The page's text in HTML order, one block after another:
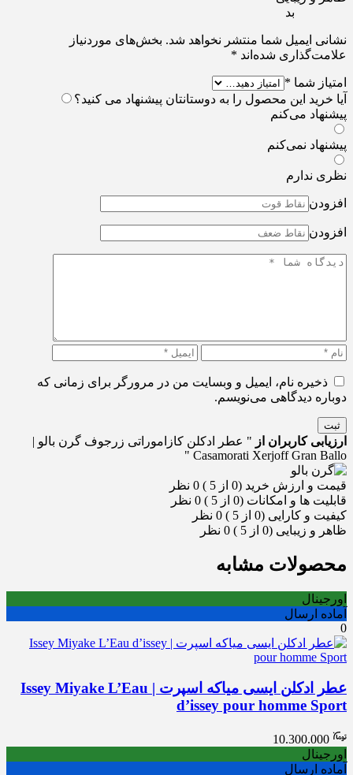
بد
نشانی ایمیل شما منتشر نخواهد شد. بخش‌های موردنیاز
علامت‌گذاری شده‌اند *
امتیاز شما *
آیا خرید این محصول را به دوستانتان پیشنهاد می کنید؟
پیشنهاد می‌کنم
پیشنهاد نمی‌کنم
نظری ندارم
افزودن
افزودن
ذخیره نام، ایمیل و وبسایت من در مرورگر برای زمانی که
دوباره دیدگاهی می‌نویسم.
ثبت
ارزیابی کاربران از " عطر ادکلن کازاموراتی زرجوف گرن بالو |
Casamorati Xerjoff Gran Ballo "
قیمت و ارزش خرید (0 از 5 )
0 نظر
قابلیت ها و امکانات (0 از 5 )
0 نظر
کیفیت و کارایی (0 از 5 )
0 نظر
ظاهر و زیبایی (0 از 5 )
0 نظر
محصولات مشابه
اورجینال
آماده ارسال
0
عطر ادکلن ایسی میاکه اسپرت | Issey Miyake L’Eau
d’issey pour homme Sport
10.300.000
اورجینال
آماده ارسال